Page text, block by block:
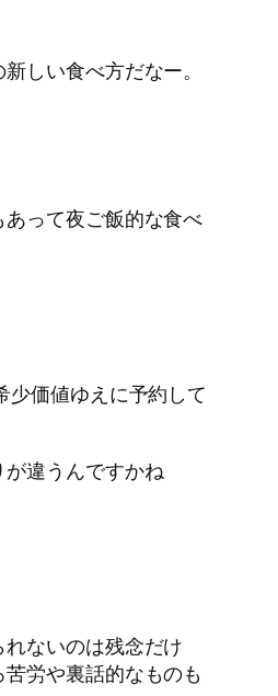
しい食べ方だなー。
って夜ご飯的な食べ
少価値ゆえに予約して
違うんですかね
ないのは残念だけ
労や裏話的なものも